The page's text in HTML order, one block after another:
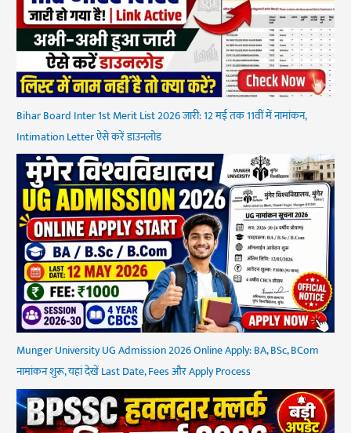
Bihar Board Inter 1st Merit List 2026 जारी: 12 मई तक 11वीं में नामांकन,
Intimation Letter ऐसे करें डाउनलोड
Munger University UG Admission 2026 Online Apply: BA, BSc, BCom
नामांकन शुरू, यहां देखें Last Date, Fees और Apply Process